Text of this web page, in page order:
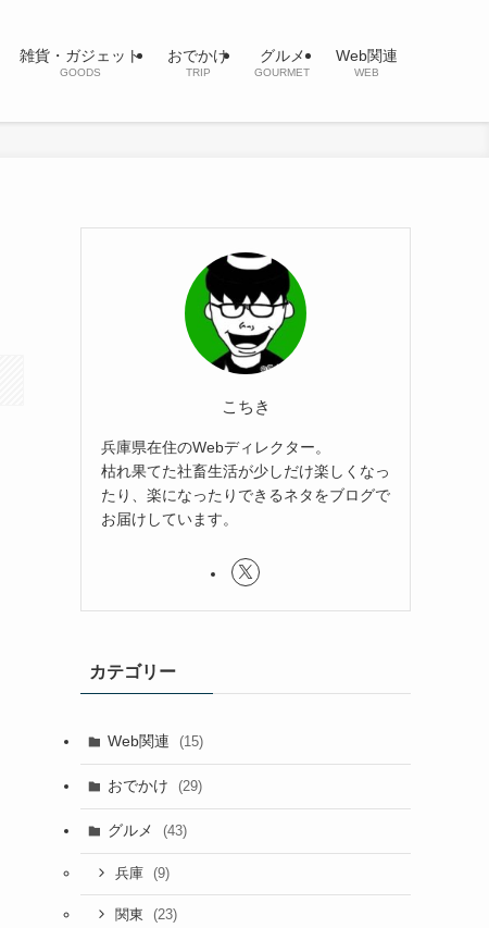
雑貨・ガジェット
GOODS
おでかけ
TRIP
グルメ
GOURMET
Web関連
WEB
こちき
兵庫県在住のWebディレクター。
枯れ果てた社畜生活が少しだけ楽しくなっ
たり、楽になったりできるネタをブログで
お届けしています。
カテゴリー
Web関連 (15)
おでかけ (29)
グルメ (43)
兵庫 (9)
関東 (23)